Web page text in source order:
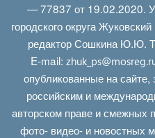
— 77837 от 19.02.2020.
городского округа
редактор Сошкина Ю.Ю.
E‑mail:
опубликованные на
российским и
авторском праве и смежных
фото- видео- и новостных